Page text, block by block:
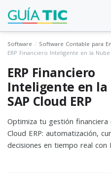
Software
Software Contable para
ERP Financiero
Inteligente en la
SAP Cloud ERP
Optimiza tu gestión financiera
Cloud ERP: automatización,
decisiones en tiempo real con